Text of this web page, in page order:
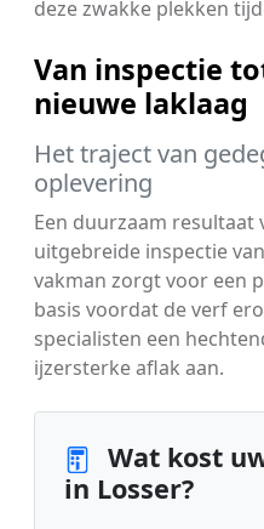
deze zwakke plekken
Van inspectie
nieuwe laklaag
Het traject van
oplevering
Een duurzaam resultaat
uitgebreide inspectie
vakman zorgt voor een
basis voordat de verf
specialisten een
ijzersterke aflak aan.
Wat kost
in Losser?